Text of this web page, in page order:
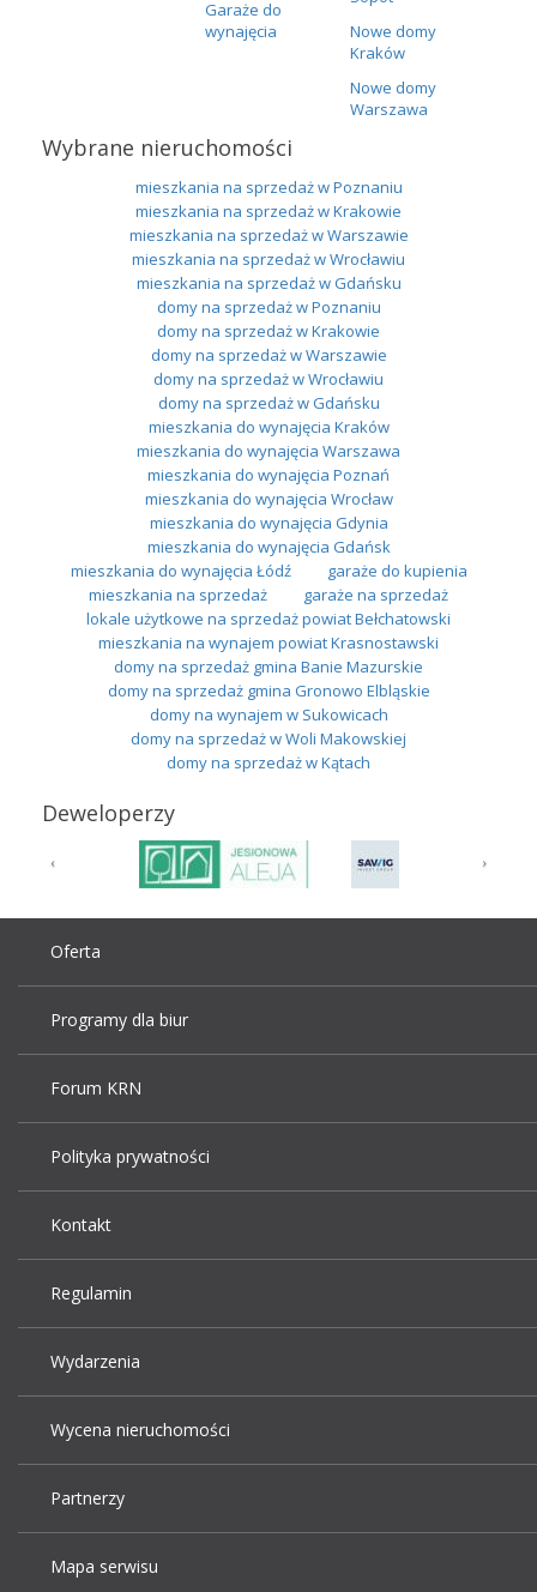
Garaże do
wynajęcia
Nowe domy
Kraków
Nowe domy
Warszawa
Wybrane nieruchomości
mieszkania na sprzedaż w Poznaniu
mieszkania na sprzedaż w Krakowie
mieszkania na sprzedaż w Warszawie
mieszkania na sprzedaż w Wrocławiu
mieszkania na sprzedaż w Gdańsku
domy na sprzedaż w Poznaniu
domy na sprzedaż w Krakowie
domy na sprzedaż w Warszawie
domy na sprzedaż w Wrocławiu
domy na sprzedaż w Gdańsku
mieszkania do wynajęcia Kraków
mieszkania do wynajęcia Warszawa
mieszkania do wynajęcia Poznań
mieszkania do wynajęcia Wrocław
mieszkania do wynajęcia Gdynia
mieszkania do wynajęcia Gdańsk
mieszkania do wynajęcia Łódź
garaże do kupienia
mieszkania na sprzedaż
garaże na sprzedaż
lokale użytkowe na sprzedaż powiat Bełchatowski
mieszkania na wynajem powiat Krasnostawski
domy na sprzedaż gmina Banie Mazurskie
domy na sprzedaż gmina Gronowo Elbląskie
domy na wynajem w Sukowicach
domy na sprzedaż w Woli Makowskiej
domy na sprzedaż w Kątach
Deweloperzy
Oferta
Programy dla biur
Forum KRN
Polityka prywatności
Kontakt
Regulamin
Wydarzenia
Wycena nieruchomości
Partnerzy
Mapa serwisu